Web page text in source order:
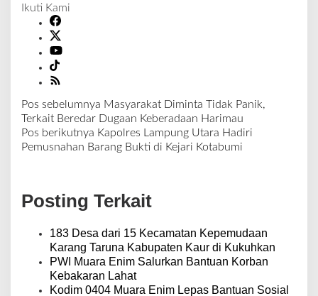
Ikuti Kami
N
a
v
a
s
Pos sebelumnya Masyarakat Diminta Tidak Panik,
Terkait Beredar Dugaan Keberadaan Harimau
Pos berikutnya Kapolres Lampung Utara Hadiri
Pemusnahan Barang Bukti di Kejari Kotabumi
Posting Terkait
183 Desa dari 15 Kecamatan Kepemudaan
Karang Taruna Kabupaten Kaur di Kukuhkan
PWI Muara Enim Salurkan Bantuan Korban
Kebakaran Lahat
Kodim 0404 Muara Enim Lepas Bantuan Sosial